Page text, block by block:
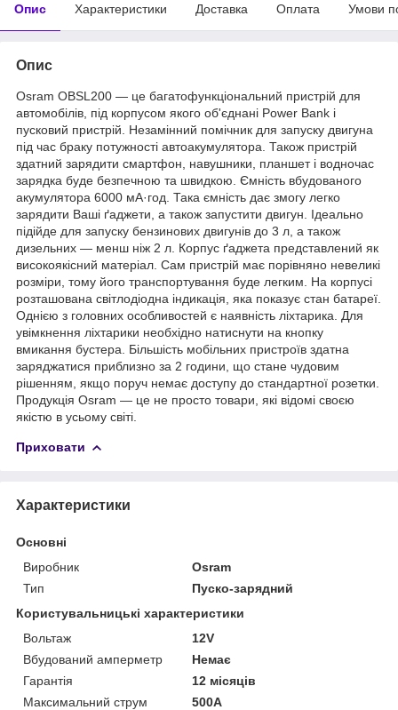
Опис Характеристики Доставка Оплата Умови
Опис
Osram OBSL200 — це багатофункціональний пристрій для
автомобілів, під корпусом якого об'єднані Power Bank і
пусковий пристрій. Незамінний помічник для запуску двигуна
під час браку потужності автоакумулятора. Також пристрій
здатний зарядити смартфон, навушники, планшет і водночас
зарядка буде безпечною та швидкою. Ємність вбудованого
акумулятора 6000 мА·год. Така ємність дає змогу легко
зарядити Ваші ґаджети, а також запустити двигун. Ідеально
підійде для запуску бензинових двигунів до 3 л, а також
дизельних — менш ніж 2 л. Корпус ґаджета представлений як
високоякісний матеріал. Сам пристрій має порівняно невеликі
розміри, тому його транспортування буде легким. На корпусі
розташована світлодіодна індикація, яка показує стан батареї.
Однією з головних особливостей є наявність ліхтарика. Для
увімкнення ліхтарики необхідно натиснути на кнопку
вмикання бустера. Більшість мобільних пристроїв здатна
заряджатися приблизно за 2 години, що стане чудовим
рішенням, якщо поруч немає доступу до стандартної розетки.
Продукція Osram — це не просто товари, які відомі своєю
якістю в усьому світі.
Приховати
Характеристики
Основні
Виробник
Osram
Тип
Пуско-зарядний
Користувальницькі характеристики
Вольтаж
12V
Вбудований амперметр
Немає
Гарантія
12 місяців
Максимальний струм
500А